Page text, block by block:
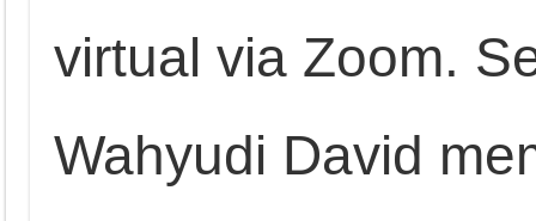
virtual via Zoom.
Wahyudi David